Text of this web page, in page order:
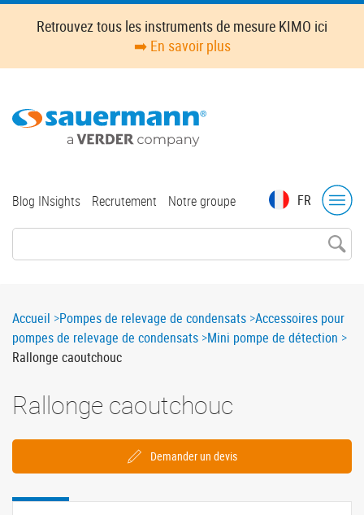
Skip
content
Retrouvez tous les instruments de mesure KIMO ici
➡️ En savoir plus
FR
Top
Blog INsights Recrutement Notre groupe
Breadcrumb
Accueil Pompes de relevage de condensats Accessoires pour
pompes de relevage de condensats Mini pompe de détection
Rallonge caoutchouc
Rallonge caoutchouc
Demander un devis